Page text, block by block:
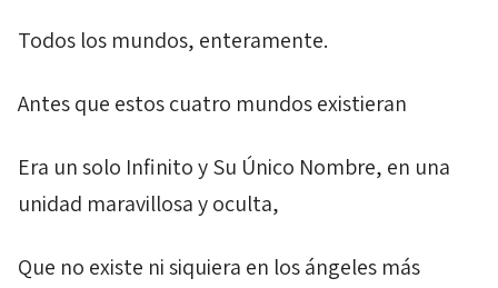
Todos los mundos, enteramente.
Antes que estos cuatro mundos existieran
Era un solo Infinito y Su Único Nombre, en una
unidad maravillosa y oculta,
Que no existe ni siquiera en los ángeles más